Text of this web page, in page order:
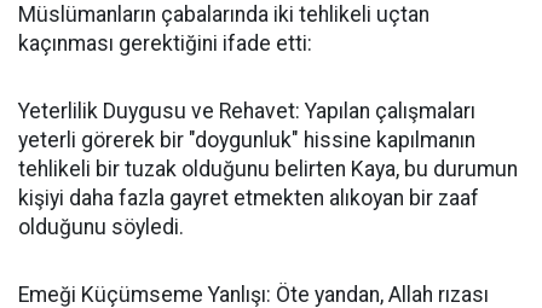
Müslümanların çabalarında iki tehlikeli uçtan
kaçınması gerektiğini ifade etti:
Yeterlilik Duygusu ve Rehavet: Yapılan çalışmaları
yeterli görerek bir "doygunluk" hissine kapılmanın
tehlikeli bir tuzak olduğunu belirten Kaya, bu durumun
kişiyi daha fazla gayret etmekten alıkoyan bir zaaf
olduğunu söyledi.
Emeği Küçümseme Yanlışı: Öte yandan, Allah rızası